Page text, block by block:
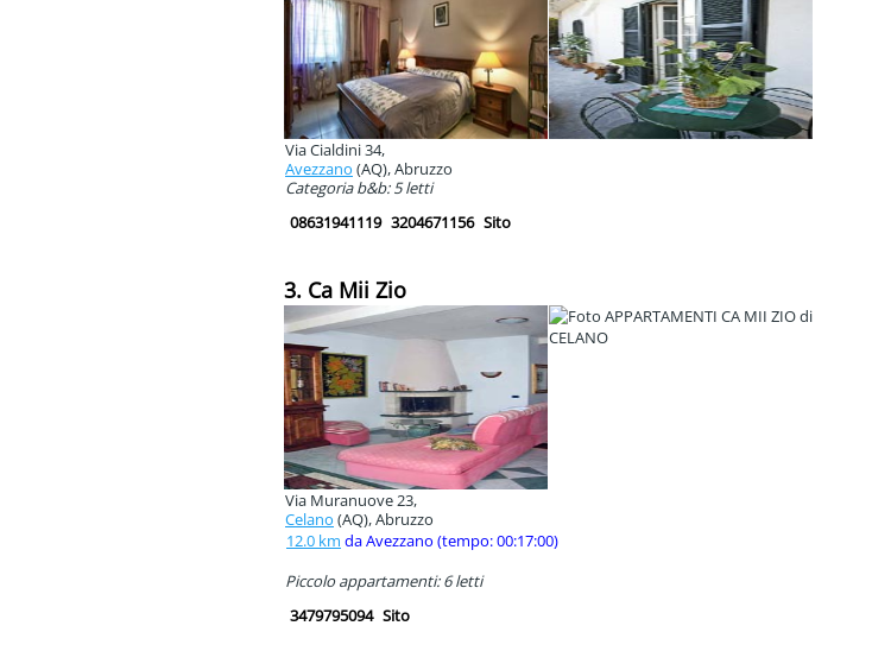
Via Cialdini 34,
Avezzano (AQ), Abruzzo
Categoria b&b: 5 letti
08631941119 3204671156 Sito
3. Ca Mii Zio
Via Muranuove 23,
Celano (AQ), Abruzzo
12.0 km da Avezzano (tempo: 00:17:00)
Piccolo appartamenti: 6 letti
3479795094 Sito